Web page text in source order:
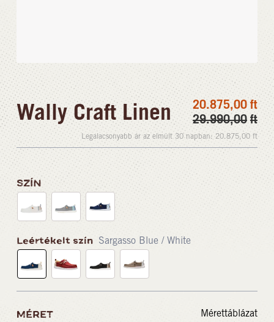
Wally Craft Linen 20.875,00 ft
29.990,00 ft
Legalacsonyabb ár az elmúlt 30 napban:20.875,00 ft
SZÍN
Leértékelt szín Sargasso Blue / White
MÉRET Mérettáblázat